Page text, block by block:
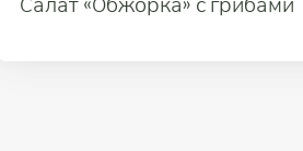
Салат «Обжорка» с грибами